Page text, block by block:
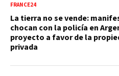
FRANCE24
La tierra no se vende:
chocan con la policía en
proyecto a favor de la
privada